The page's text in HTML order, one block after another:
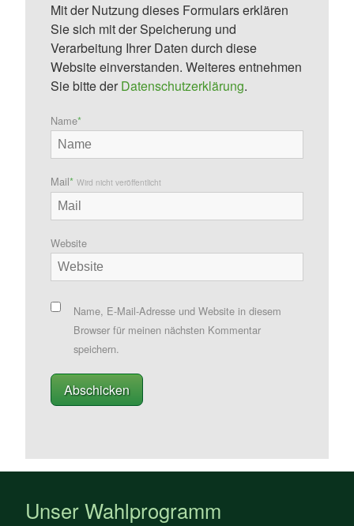
Mit der Nutzung dieses Formulars erklären
Sie sich mit der Speicherung und
Verarbeitung Ihrer Daten durch diese
Website einverstanden. Weiteres entnehmen
Sie bitte der Datenschutzerklärung.
Name*
Mail* Wird nicht veröffentlicht
Website
Name, E-Mail-Adresse und Website in diesem
Browser für meinen nächsten Kommentar
speichern.
Unser Wahlprogramm